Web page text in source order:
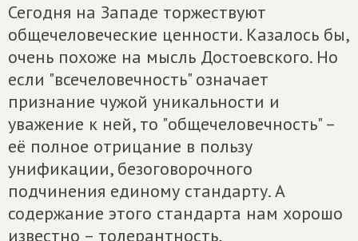
Сегодня на Западе торжествуют
общечеловеческие ценности. Казалось бы,
очень похоже на мысль Достоевского. Но
если "всечеловечность" означает
признание чужой уникальности и
уважение к ней, то "общечеловечность" –
её полное отрицание в пользу
унификации, безоговорочного
подчинения единому стандарту. А
содержание этого стандарта нам хорошо
известно – толерантность,